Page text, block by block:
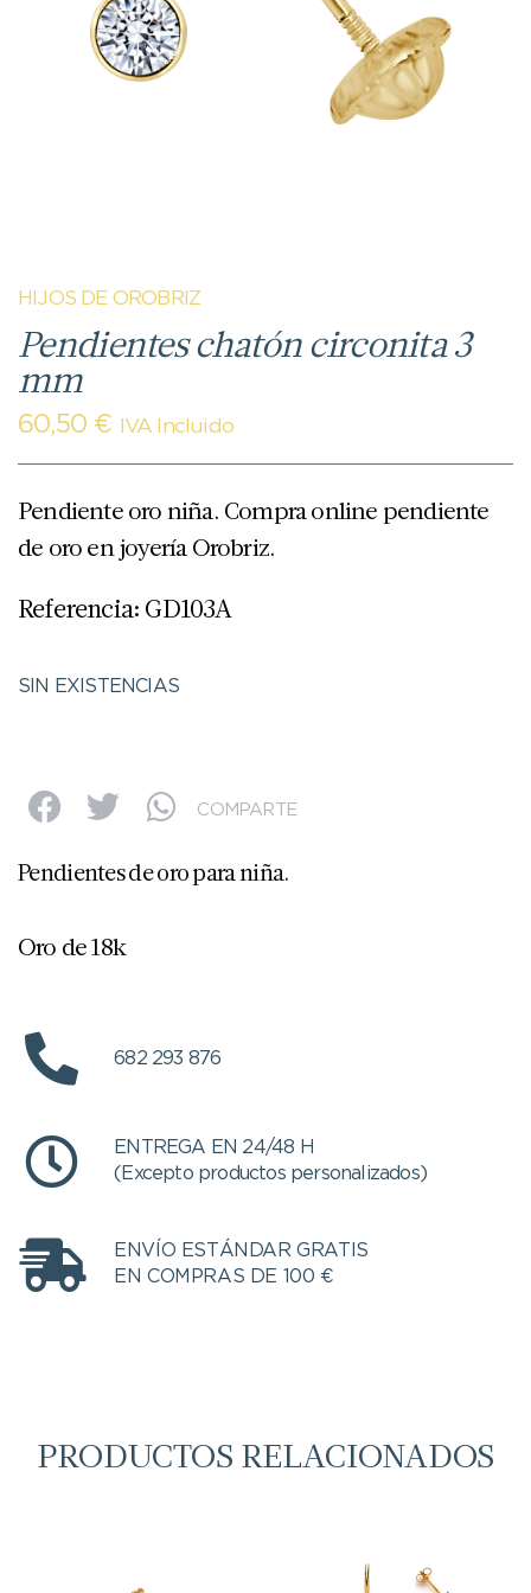
HIJOS DE OROBRIZ
Pendientes chatón circonita 3
mm
60,50 € IVA Incluido
Pendiente oro niña. Compra online pendiente
de oro en joyería Orobriz.
Referencia: GD103A
SIN EXISTENCIAS
COMPARTE
Pendientes de oro para niña.
Oro de 18k
682 293 876
ENTREGA EN 24/48 H
(Excepto productos personalizados)
ENVÍO ESTÁNDAR GRATIS
EN COMPRAS DE 100 €
PRODUCTOS RELACIONADOS